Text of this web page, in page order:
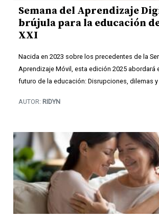
Semana del Aprendizaje
brújula para la educación
XXI
Nacida en 2023 sobre los precedentes de la
Aprendizaje Móvil, esta edición 2025 abordará
futuro de la educación: Disrupciones, dilemas
AUTOR: RIDYN